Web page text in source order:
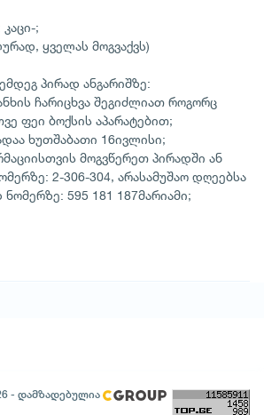
;
ყველას მოგვაქვს)
პირად ანგარიშზე:
ჩარიცხვა შეგიძლიათ როგორც
ფეი ბოქსის აპარატებით;
ხუთშაბათი 16ივლისი;
მოგვწერეთ პირადში ან
2-306-304, არასამუშაო დღეებსა
595 181 187მარიამი;
- დამზადებულია